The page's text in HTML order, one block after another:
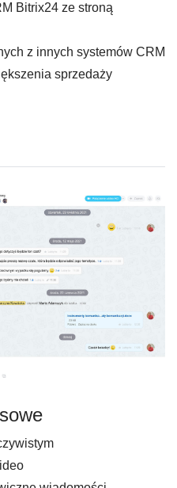
Bitrix24 ze stroną
z innych systemów CRM
sprzedaży